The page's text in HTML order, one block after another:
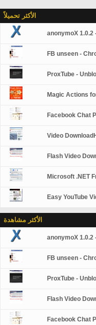
الأكثر تحميلاً
anonymoX 1.0.2
FB unseen -
ProxTube -
Magic Actions
Facebook Chat
Video
Flash Video
Microsoft .NET
Easy YouTube
الأكثر مشاهدة
anonymoX 1.0.2
FB unseen -
ProxTube -
Flash Video
Facebook Chat